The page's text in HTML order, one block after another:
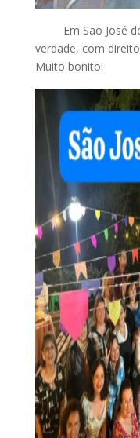
Em São José
verdade, com
Muito bonito!